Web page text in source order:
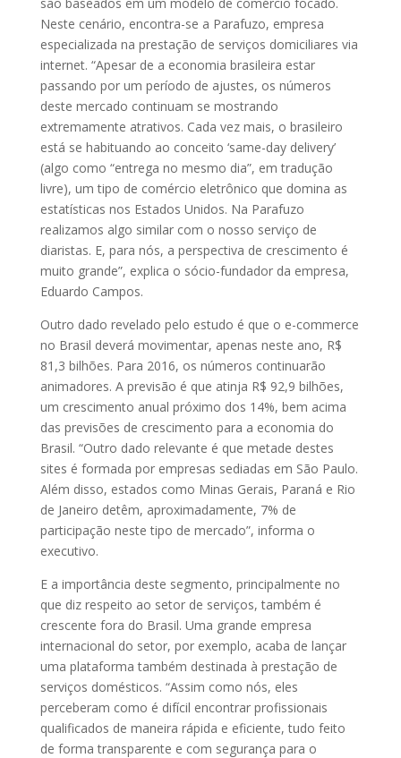
Neste cenário, encontra-se a Parafuzo, empresa
especializada na prestação de serviços domiciliares via
internet. “Apesar de a economia brasileira estar
passando por um período de ajustes, os números
deste mercado continuam se mostrando
extremamente atrativos. Cada vez mais, o brasileiro
está se habituando ao conceito ‘same-day delivery’
(algo como “entrega no mesmo dia”, em tradução
livre), um tipo de comércio eletrônico que domina as
estatísticas nos Estados Unidos. Na Parafuzo
realizamos algo similar com o nosso serviço de
diaristas. E, para nós, a perspectiva de crescimento é
muito grande”, explica o sócio-fundador da empresa,
Eduardo Campos.
Outro dado revelado pelo estudo é que o e-commerce
no Brasil deverá movimentar, apenas neste ano, R$
81,3 bilhões. Para 2016, os números continuarão
animadores. A previsão é que atinja R$ 92,9 bilhões,
um crescimento anual próximo dos 14%, bem acima
das previsões de crescimento para a economia do
Brasil. “Outro dado relevante é que metade destes
sites é formada por empresas sediadas em São Paulo.
Além disso, estados como Minas Gerais, Paraná e Rio
de Janeiro detêm, aproximadamente, 7% de
participação neste tipo de mercado”, informa o
executivo.
E a importância deste segmento, principalmente no
que diz respeito ao setor de serviços, também é
crescente fora do Brasil. Uma grande empresa
internacional do setor, por exemplo, acaba de lançar
uma plataforma também destinada à prestação de
serviços domésticos. “Assim como nós, eles
perceberam como é difícil encontrar profissionais
qualificados de maneira rápida e eficiente, tudo feito
de forma transparente e com segurança para o